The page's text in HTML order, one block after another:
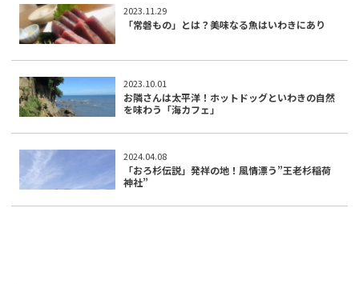
2023.11.29
「常磐もの」とは？美味なる魚はいわきにあり
2023.10.01
お隣さんは太平洋！ホットドッグといわきの自然
を味わう「海カフェ」
2024.04.08
「おろ杉伝説」発祥の地！風情漂う”王老杉稲荷
神社”